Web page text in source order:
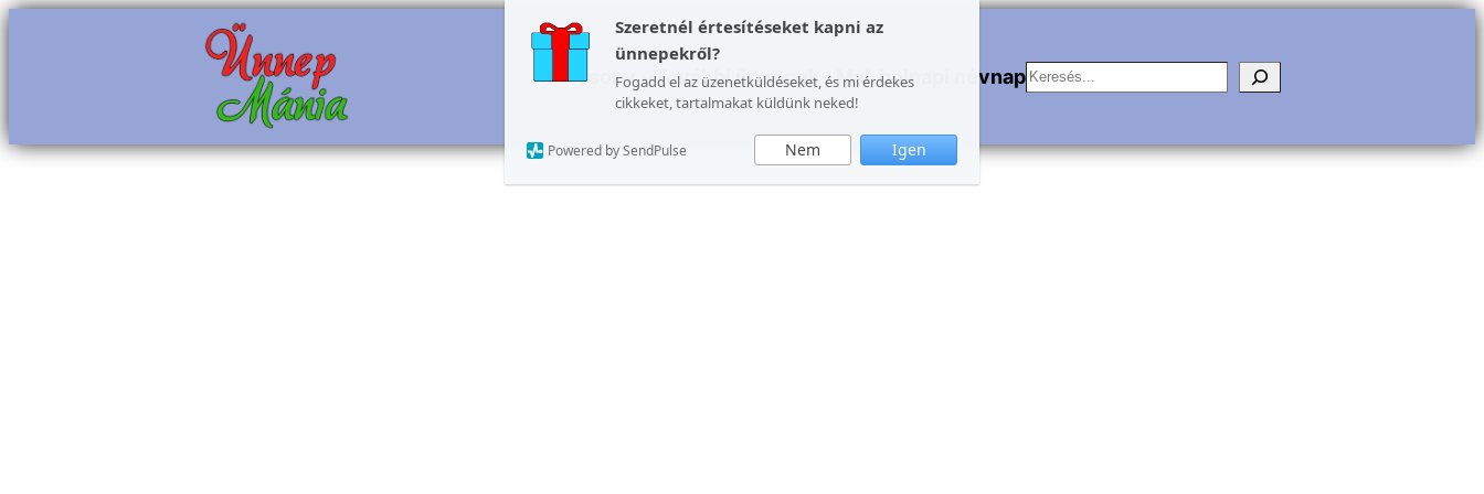
Szeretnél értesítéseket kapni az
ünnepekről?
Fogadd el az üzenetküldéseket, és mi érdekes
cikkeket, tartalmakat küldünk neked!
Nem Igen
Powered by SendPulse
Ugrás
Karácsony További ünnepek Mai, holnapi névnapKeresés